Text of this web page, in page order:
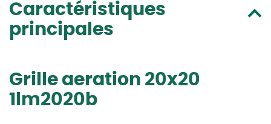
Caractéristiques
principales
Grille aeration 20x20
1lm2020b